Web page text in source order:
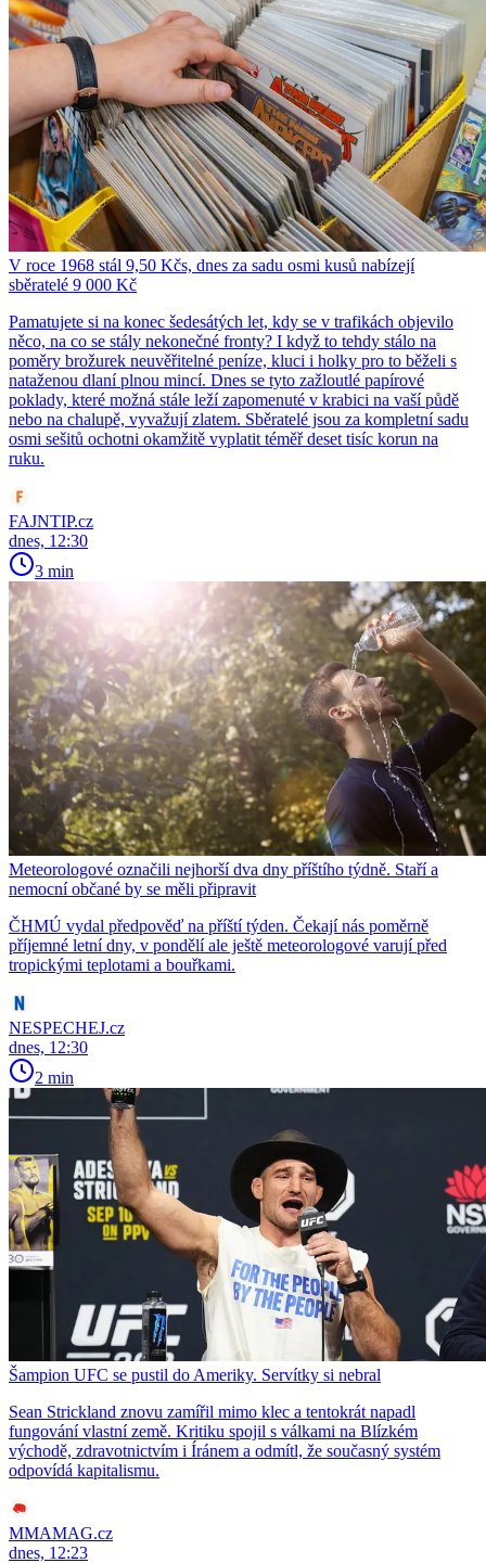
V roce 1968 stál 9,50 Kčs, dnes za sadu osmi kusů nabízejí
sběratelé 9 000 Kč
Pamatujete si na konec šedesátých let, kdy se v trafikách objevilo
něco, na co se stály nekonečné fronty? I když to tehdy stálo na
poměry brožurek neuvěřitelné peníze, kluci i holky pro to běželi s
nataženou dlaní plnou mincí. Dnes se tyto zažloutlé papírové
poklady, které možná stále leží zapomenuté v krabici na vaší půdě
nebo na chalupě, vyvažují zlatem. Sběratelé jsou za kompletní sadu
osmi sešitů ochotni okamžitě vyplatit téměř deset tisíc korun na
ruku.
FAJNTIP.cz
dnes, 12:30
3 min
Meteorologové označili nejhorší dva dny příštího týdně. Staří a
nemocní občané by se měli připravit
ČHMÚ vydal předpověď na příští týden. Čekají nás poměrně
příjemné letní dny, v pondělí ale ještě meteorologové varují před
tropickými teplotami a bouřkami.
NESPECHEJ.cz
dnes, 12:30
2 min
Šampion UFC se pustil do Ameriky. Servítky si nebral
Sean Strickland znovu zamířil mimo klec a tentokrát napadl
fungování vlastní země. Kritiku spojil s válkami na Blízkém
východě, zdravotnictvím i Íránem a odmítl, že současný systém
odpovídá kapitalismu.
MMAMAG.cz
dnes, 12:23